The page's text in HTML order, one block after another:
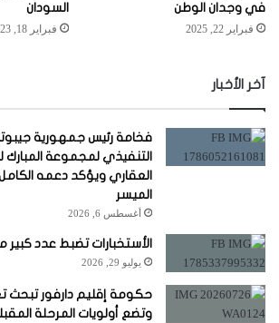
في وجدان الوطن
فبراير 22, 2025
السودان
فبراير 18, 2023
آخر الأخبار
فخامة رئيس جمهورية
التنفيذي لمجموعة المبارك
العقاري ويؤكد دعمه
الميسر
أغسطس 6, 2026
الأستخبارات تضبط عدد كبير
يوليو 29, 2026
حكومة إقليم دارفور تبحث
وتضع أولويات المرحلة